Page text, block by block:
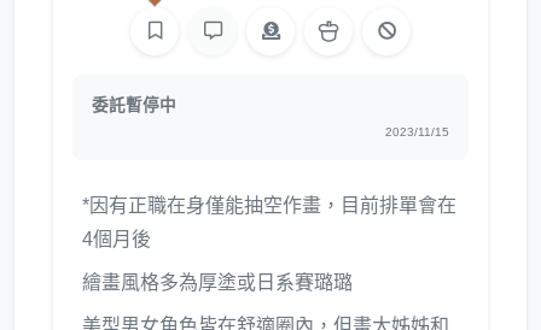
委託暫停中
2023/11/15
*因有正職在身僅能抽空作畫，目前排單會在
4個月後
繪畫風格多為厚塗或日系賽璐璐
美型男女角色皆在舒適圈內，但畫大姊姊和